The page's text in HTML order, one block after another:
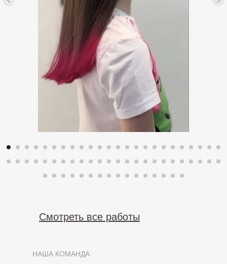
Смотреть все работы
НАША КОМАНДА